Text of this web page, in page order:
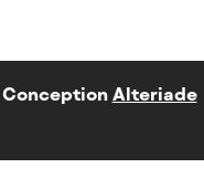
Conception Alteriade